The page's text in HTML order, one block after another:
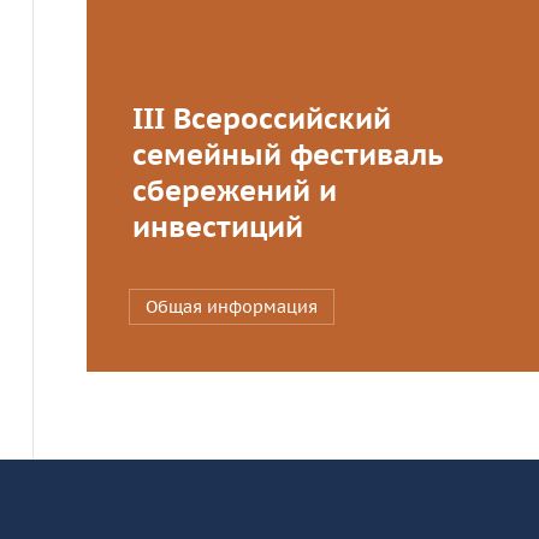
III Всероссийский
семейный фестиваль
сбережений и
инвестиций
Общая информация